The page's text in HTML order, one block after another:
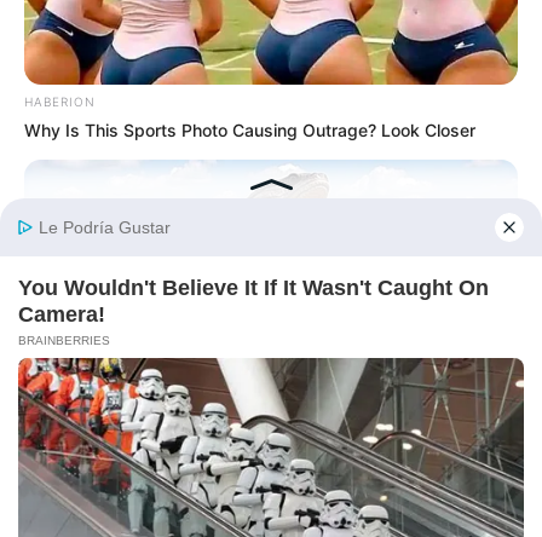
HABERION
Why Is This Sports Photo Causing Outrage? Look Closer
LIFE360 TIPS
World's Largest Snake Captured Near Ohio